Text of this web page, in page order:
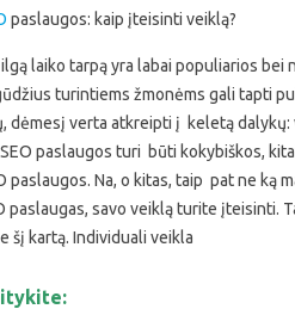
paslaugos: kaip įteisinti veiklą?
laiko tarpą yra labai populiarios
turintiems žmonėms gali tapti
dėmesį verta atkreipti į keletą dalykų:
paslaugos turi būti kokybiškos,
paslaugos. Na, o kitas, taip pat ne ką
paslaugas, savo veiklą turite įteisinti.
šį kartą. Individuali veikla